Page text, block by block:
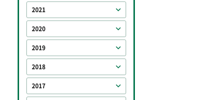
2021
2020
2019
2018
2017